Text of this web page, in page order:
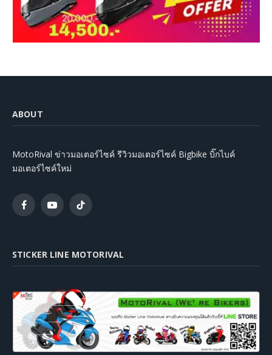
ABOUT
MotoRival ข่าวมอเตอร์ไซค์ รีวิวมอเตอร์ไซค์ Bigbike บิ๊กไบค์
มอเตอร์ไซค์ใหม่
FacebookYouTubeTikTok
STICKER LINE MOTORIVAL